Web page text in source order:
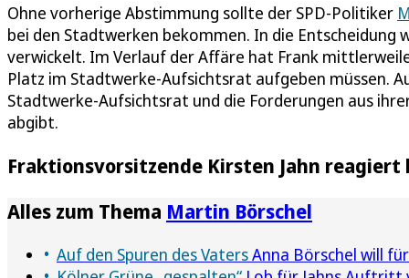
Ohne vorherige Abstimmung sollte der SPD-Politiker
bei den Stadtwerken bekommen. In die Entscheidung
verwickelt. Im Verlauf der Affäre hat Frank
Platz im Stadtwerke-Aufsichtsrat aufgeben müssen.
Stadtwerke-Aufsichtsrat und die Forderungen aus
abgibt.
Fraktionsvorsitzende Kirsten Jahn reagiert
Alles zum Thema Martin Börschel
Auf den Spuren des VatersAnna Börschel will